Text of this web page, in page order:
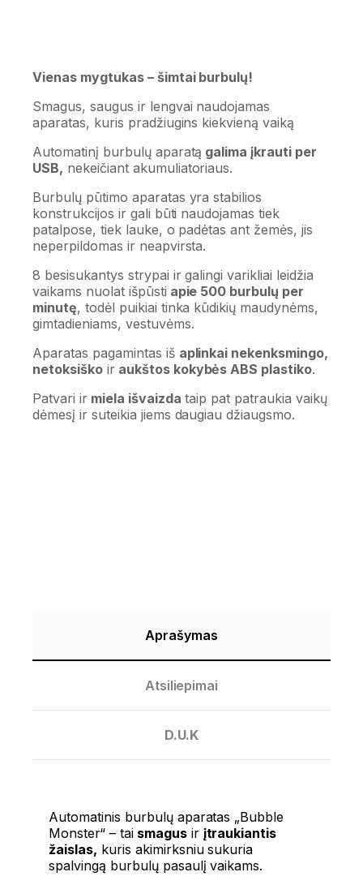
Vienas mygtukas – šimtai burbulų!
Smagus, saugus ir lengvai naudojamas
aparatas, kuris pradžiugins kiekvieną vaiką
Automatinį burbulų aparatą galima įkrauti per
USB, nekeičiant akumuliatoriaus.
Burbulų pūtimo aparatas yra stabilios
konstrukcijos ir gali būti naudojamas tiek
patalpose, tiek lauke, o padėtas ant žemės, jis
neperpildomas ir neapvirsta.
8 besisukantys strypai ir galingi varikliai leidžia
vaikams nuolat išpūsti apie 500 burbulų per
minutę, todėl puikiai tinka kūdikių maudynėms,
gimtadieniams, vestuvėms.
Aparatas pagamintas iš aplinkai nekenksmingo,
netoksiškoiraukštos kokybės ABS plastiko.
Patvari irmiela išvaizda taip pat patraukia vaikų
dėmesį ir suteikia jiems daugiau džiaugsmo.
Aprašymas
Atsiliepimai
D.U.K
Automatinis burbulų aparatas „Bubble
Monster“ – taismagusir įtraukiantis
žaislas, kuris akimirksniu sukuria
spalvingą burbulų pasaulį vaikams.